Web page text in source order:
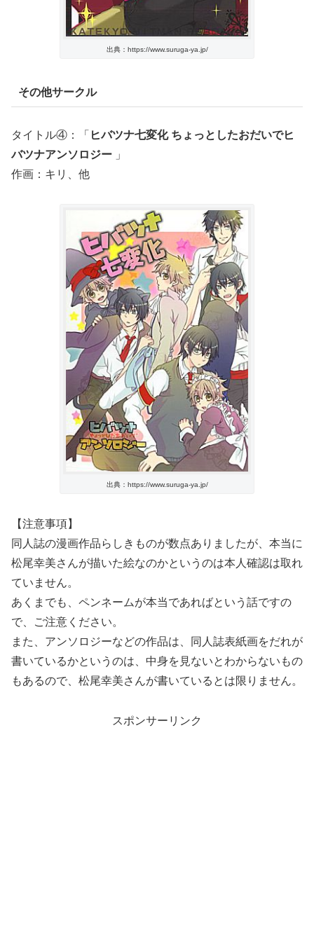
出典：https://www.suruga-ya.jp/
その他サークル
タイトル④：「 ヒバツナ七変化 ちょっとしたおだいでヒ
バツナアンソロジー 」
作画：キリ、他
出典：https://www.suruga-ya.jp/
【注意事項】
同人誌の漫画作品らしきものが数点ありましたが、本当に
松尾幸美さんが描いた絵なのかというのは本人確認は取れ
ていません。
あくまでも、ペンネームが本当であればという話ですの
で、ご注意ください。
また、アンソロジーなどの作品は、同人誌表紙画をだれが
書いているかというのは、中身を見ないとわからないもの
もあるので、松尾幸美さんが書いているとは限りません。
スポンサーリンク